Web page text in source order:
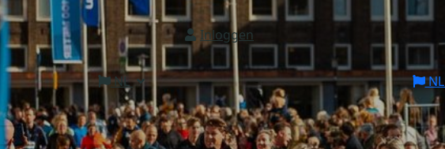
Inloggen
NL NL